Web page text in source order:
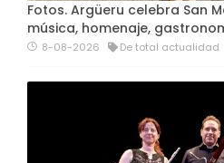
Fotos. Argüeru celebra San
música, homenaje,
8-08-2026 De total actualidad